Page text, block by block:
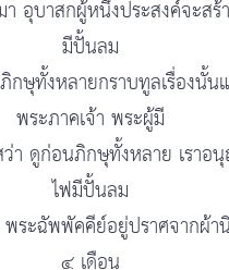
อุบาสกผู้หนึ่งประสงค์จะสร้
มีปั้นลม
ษุทั้งหลายกราบทูลเรื่องนั้น
พระภาคเจ้า พระผู้มี
า ดูก่อนภิกษุทั้งหลาย เราอ
ไฟมีปั้นลม
ะฉัพพัคคีย์อยู่ปราศจากผ้า